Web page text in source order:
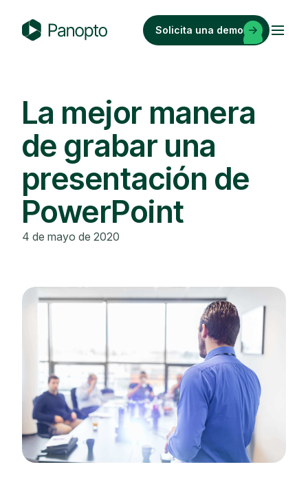
o
p
o
Solicita una demo
La mejor manera
de grabar una
presentación de
PowerPoint
4 de mayo de 2020